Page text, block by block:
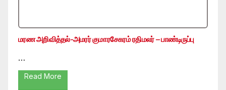
மரண அறிவித்தல்-அமரர் குமாரசேகரம் ரதிமலர் – பாண்டிருப்பு
…
Read More